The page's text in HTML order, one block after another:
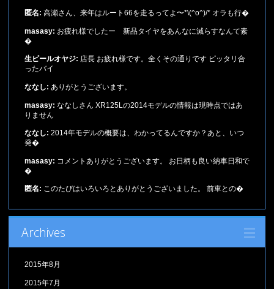
匿名: 高瀬さん、来年はルート66を走るってよ〜*\(^o^)/* オラも行�
masasy: お疲れ様でしたー 新品タイヤをあんなに減らすなんて素
�
生ビールオヤジ: 店長 お疲れ様です。全くその通りです ピッタリ合
ったバイ
ななし: ありがとうございます。
masasy: ななしさん XR125Lの2014モデルの情報は現時点ではあ
りません
ななし: 2014年モデルの概要は、わかってるんですか？あと、いつ
発�
masasy: コメントありがとうございます。 お日柄も良い納車日和で
�
匿名: このたびはいろいろとありがとうございました。 前車との�
Archives
2015年8月
2015年7月